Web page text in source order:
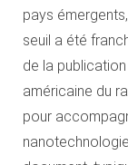
pays
seuil a été
de la
américaine du
pour